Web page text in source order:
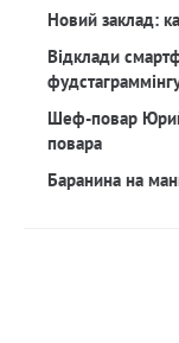
Новий заклад:
Відклади
Шеф-повар
повара
Баранина на